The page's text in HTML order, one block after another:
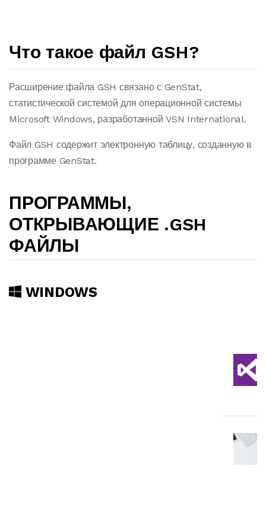
Что такое файл GSH?
Расширение файла GSH связано с GenStat,
статистической системой для операционной системы
Microsoft Windows, разработанной VSN International.
Файл GSH содержит электронную таблицу, созданную в
программе GenStat.
ПРОГРАММЫ,
ОТКРЫВАЮЩИЕ .GSH
ФАЙЛЫ
WINDOWS